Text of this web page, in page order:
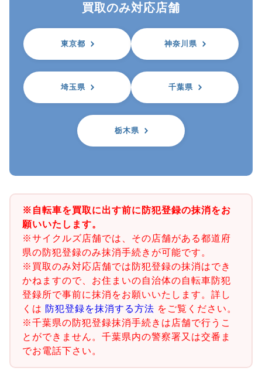
買取のみ対応店舗
東京都 神奈川県
埼玉県 千葉県
栃木県
※自転車を買取に出す前に防犯登録の抹消をお
願いいたします。
※サイクルズ店舗では、その店舗がある都道府
県の防犯登録のみ抹消手続きが可能です。
※買取のみ対応店舗では防犯登録の抹消はでき
かねますので、お住まいの自治体の自転車防犯
登録所で事前に抹消をお願いいたします。詳し
くは 防犯登録を抹消する方法 をご覧ください。
※千葉県の防犯登録抹消手続きは店舗で行うこ
とができません。千葉県内の警察署又は交番ま
でお電話下さい。